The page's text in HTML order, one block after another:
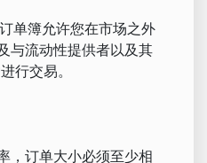
单簿允许您在市场之外
与流动性提供者以及其
行交易。
，订单大小必须至少相